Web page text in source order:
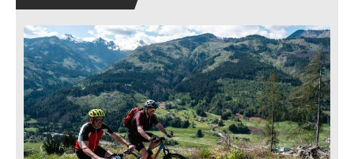
Immagine